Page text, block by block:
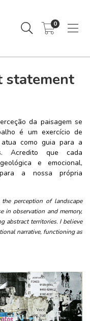
0
statement
da paisagem se
é um exercício de
como guia para a
Acredito que cada
e emocional,
a nossa própria
perception of landscape
in observation and memory,
abstract territories. I believe
narrative, functioning as